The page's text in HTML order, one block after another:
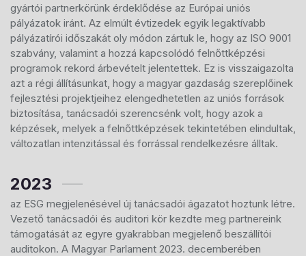
gyártói partnerkörünk érdeklődése az Európai uniós
pályázatok iránt. Az elmúlt évtizedek egyik legaktívabb
pályázatírói időszakát oly módon zártuk le, hogy az ISO 9001
szabvány, valamint a hozzá kapcsolódó felnőttképzési
programok rekord árbevételt jelentettek. Ez is visszaigazolta
azt a régi állításunkat, hogy a magyar gazdaság szereplőinek
fejlesztési projektjeihez elengedhetetlen az uniós források
biztosítása, tanácsadói szerencsénk volt, hogy azok a
képzések, melyek a felnőttképzések tekintetében elindultak,
változatlan intenzitással és forrással rendelkezésre álltak.
2023
az ESG megjelenésével új tanácsadói ágazatot hoztunk létre.
Vezető tanácsadói és auditori kör kezdte meg partnereink
támogatását az egyre gyakrabban megjelenő beszállítói
auditokon. A Magyar Parlament 2023. decemberében